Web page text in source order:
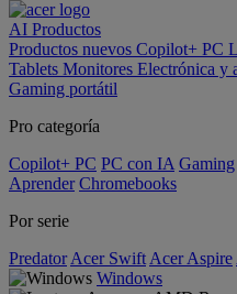
AI Productos
Productos nuevos Copilot+ PC
Tablets Monitores Electrónica y
Gaming portátil
Pro categoría
Copilot+ PC PC con IA Gaming
Aprender Chromebooks
Por serie
Predator Acer Swift Acer Aspire
Windows